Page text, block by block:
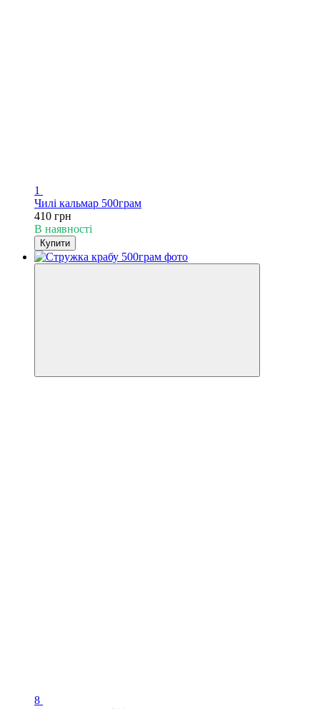
1
Чилі кальмар 500грам
410 грн
В наявності
Купити
8